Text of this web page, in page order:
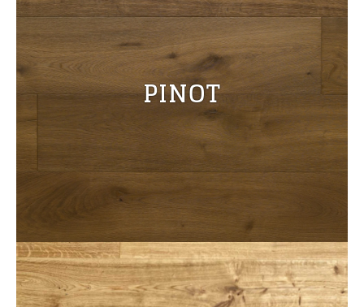
PINOT